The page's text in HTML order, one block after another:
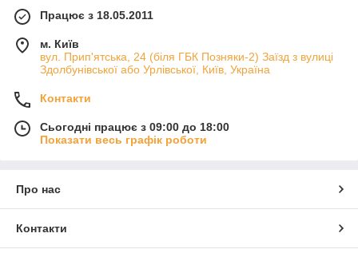
Працює з 18.05.2011
м. Київ
вул. Прип'ятська, 24 (біля ГБК Позняки-2) Заїзд з вулиці
Здолбунівської або Урлівської, Київ, Україна
Контакти
Сьогодні працює з 09:00 до 18:00
Показати весь графік роботи
Про нас
Контакти